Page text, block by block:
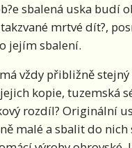
sbalená uska budí
mrtvé dít?,
jejím sbalení.
vždy přibližně
kopie, tuzemská
rozdíl? Originální
malé a sbalit do